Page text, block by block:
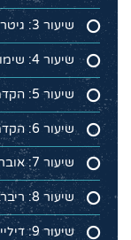
שיעור 3: גיטרות, מגברים והסאונד הבסיסי
שיעור 4: שימוש באפקטים והבחנה בין 2 סוגי אפקטים
שיעור 5: הקדמה על פרמטרים לפני שמתחילים
שיעור 6: הקדמה - אוברדרייב ודיסטורשיין מהמגבר
שיעור 7: אוברדרייב ודיסטורשיין
שיעור 8: ריברב סוגים ושימושים
שיעור 9: דיליי - הסבר והדגמות של שימושים שונים